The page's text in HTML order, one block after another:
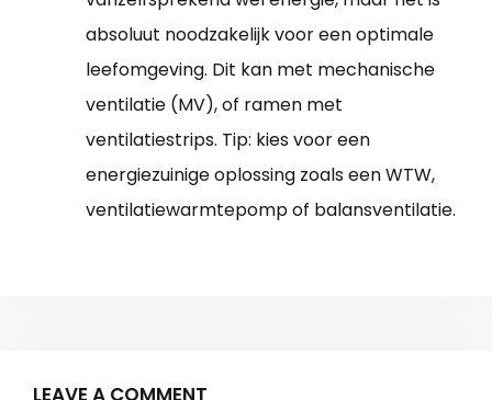
absoluut noodzakelijk voor een optimale
leefomgeving. Dit kan met mechanische
ventilatie (MV), of ramen met
ventilatiestrips. Tip: kies voor een
energiezuinige oplossing zoals een WTW,
ventilatiewarmtepomp of balansventilatie.
LEAVE A COMMENT